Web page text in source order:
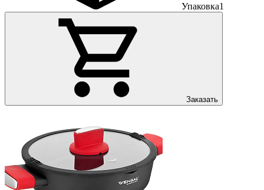
Упаковка1
Заказать